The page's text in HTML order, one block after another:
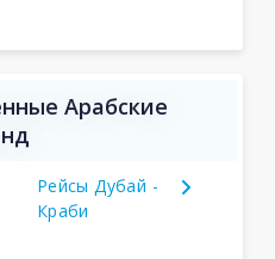
Арабские
Рейсы Дубай -
Краби